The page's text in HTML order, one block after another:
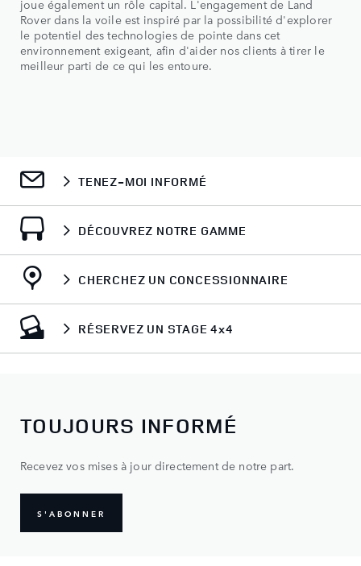
joue également un rôle capital. L'engagement de Land
Rover dans la voile est inspiré par la possibilité d'explorer
le potentiel des technologies de pointe dans cet
environnement exigeant, afin d'aider nos clients à tirer le
meilleur parti de ce qui les entoure.
TENEZ-MOI INFORMÉ
DÉCOUVREZ NOTRE GAMME
CHERCHEZ UN CONCESSIONNAIRE
RÉSERVEZ UN STAGE 4x4
TOUJOURS INFORMÉ
Recevez vos mises à jour directement de notre part.
S'ABONNER